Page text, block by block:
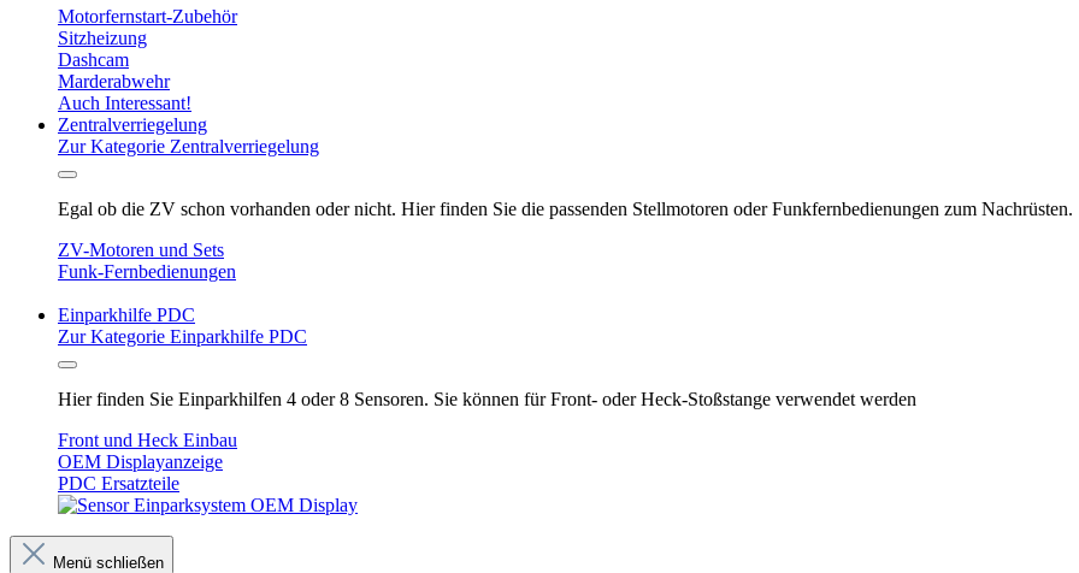
Motorfernstart-Zubehör
Sitzheizung
Dashcam
Marderabwehr
Auch Interessant!
Zentralverriegelung
Zur Kategorie Zentralverriegelung
Egal ob die ZV schon vorhanden oder nicht. Hier finden Sie die passenden Stellmotoren oder Funkfernbedienungen zum Nachrüsten.
ZV-Motoren und Sets
Funk-Fernbedienungen
Einparkhilfe PDC
Zur Kategorie Einparkhilfe PDC
Hier finden Sie Einparkhilfen 4 oder 8 Sensoren. Sie können für Front- oder Heck-Stoßstange verwendet werden
Front und Heck Einbau
OEM Displayanzeige
PDC Ersatzteile
Menü schließen